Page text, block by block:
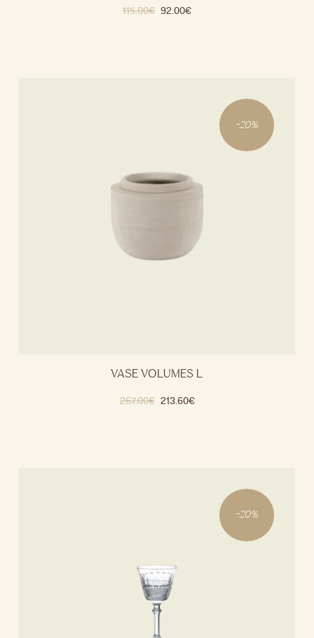
115.00€ 92.00€
-20%
VASE VOLUMES L
267.00€ 213.60€
-20%